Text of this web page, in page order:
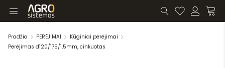
Pradžia PERĖJIMAI
Kūginiai perėjimai
Perėjimas d120/175/1,5mm, cinkuotas